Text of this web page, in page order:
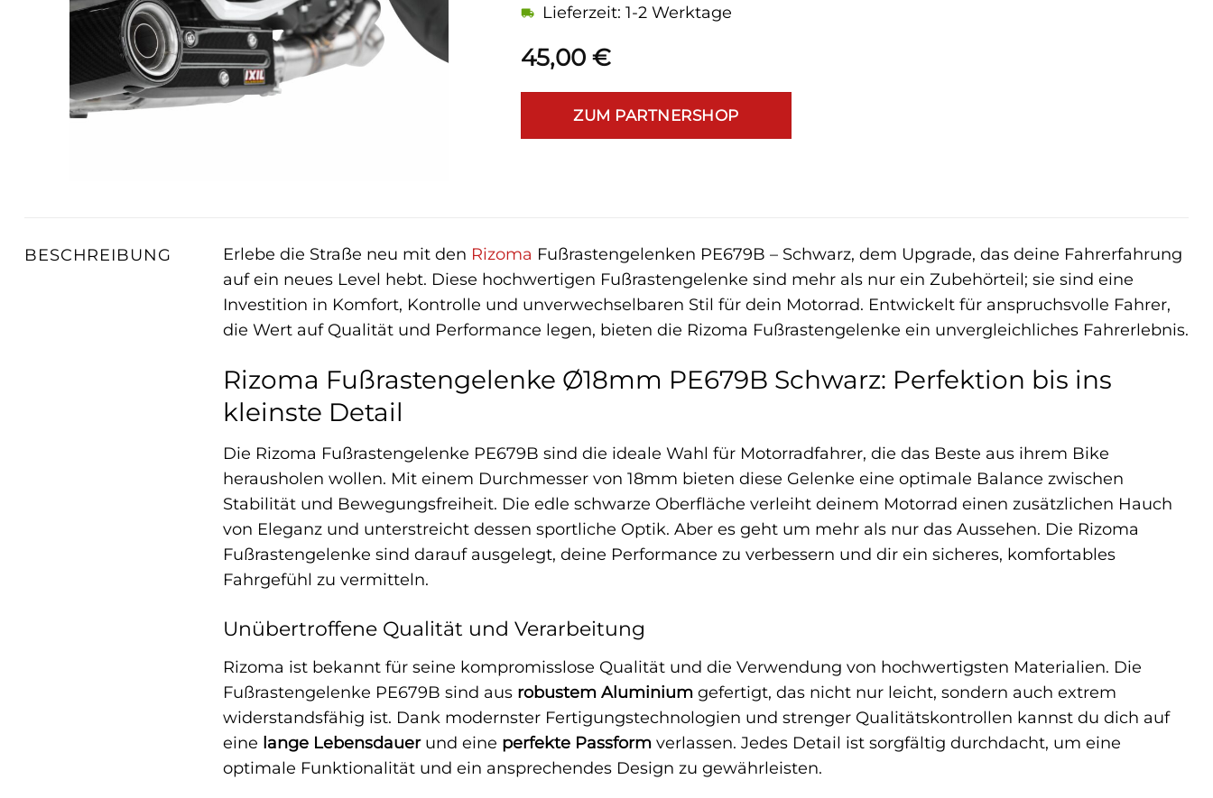
45,00 €
Lieferzeit: 1-2 Werktage
ZUM PARTNERSHOP
BESCHREIBUNG Erlebe die Straße neu mit den Rizoma Fußrastengelenken PE679B – Schwarz, dem Upgrade, das deine Fahrerfahrung
auf ein neues Level hebt. Diese hochwertigen Fußrastengelenke sind mehr als nur ein Zubehörteil; sie sind eine
Investition in Komfort, Kontrolle und unverwechselbaren Stil für dein Motorrad. Entwickelt für anspruchsvolle Fahrer,
die Wert auf Qualität und Performance legen, bieten die Rizoma Fußrastengelenke ein unvergleichliches Fahrerlebnis.
Rizoma Fußrastengelenke Ø18mm PE679B Schwarz: Perfektion bis ins
kleinste Detail
Die Rizoma Fußrastengelenke PE679B sind die ideale Wahl für Motorradfahrer, die das Beste aus ihrem Bike
herausholen wollen. Mit einem Durchmesser von 18mm bieten diese Gelenke eine optimale Balance zwischen
Stabilität und Bewegungsfreiheit. Die edle schwarze Oberfläche verleiht deinem Motorrad einen zusätzlichen Hauch
von Eleganz und unterstreicht dessen sportliche Optik. Aber es geht um mehr als nur das Aussehen. Die Rizoma
Fußrastengelenke sind darauf ausgelegt, deine Performance zu verbessern und dir ein sicheres, komfortables
Fahrgefühl zu vermitteln.
Unübertroffene Qualität und Verarbeitung
Rizoma ist bekannt für seine kompromisslose Qualität und die Verwendung von hochwertigsten Materialien. Die
Fußrastengelenke PE679B sind aus robustem Aluminium gefertigt, das nicht nur leicht, sondern auch extrem
widerstandsfähig ist. Dank modernster Fertigungstechnologien und strenger Qualitätskontrollen kannst du dich auf
eine lange Lebensdauerund eine perfekte Passform verlassen. Jedes Detail ist sorgfältig durchdacht, um eine
optimale Funktionalität und ein ansprechendes Design zu gewährleisten.